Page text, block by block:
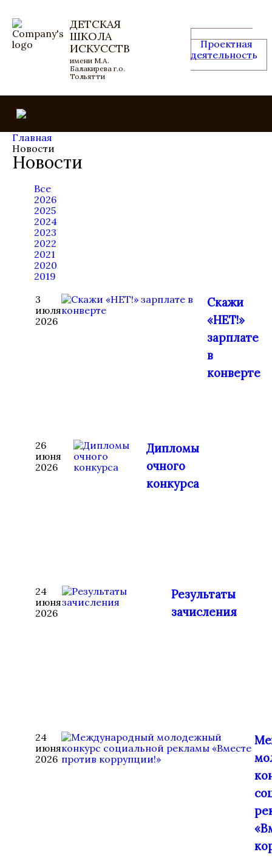
ДЕТСКАЯ
ШКОЛА
ИСКУССТВ
имени М.А.
Балакирева г.о.
Тольятти
Проектная
деятельность
Главная
Новости
Новости
Все
2026
2025
2024
2023
2022
2021
2020
2019
3
июля
2026
Скажи
«НЕТ!»
зарплате
в
конверте
26
июня
2026
Дипломы
очного
конкурса
24
июня
2026
Результаты
зачисления
24
июня
2026